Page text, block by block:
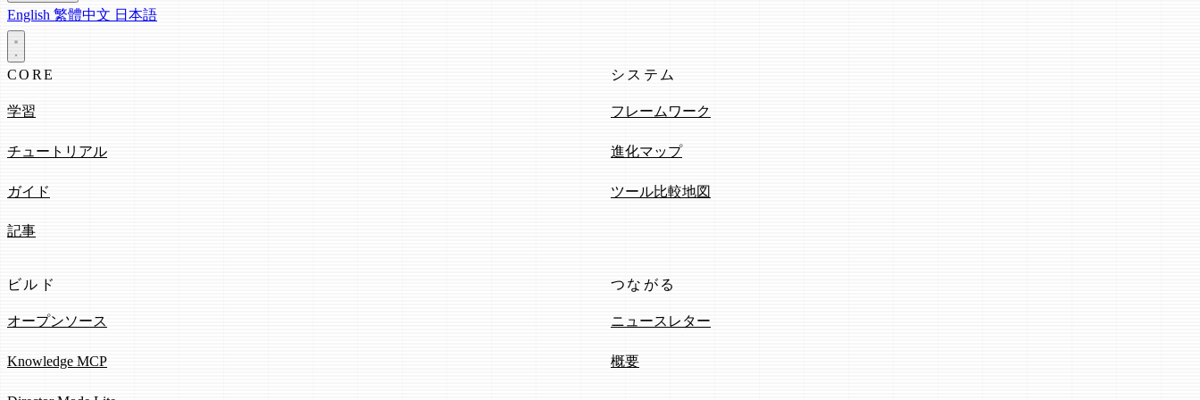
English 繁體中文 日本語
CORE
学習
チュートリアル
ガイド
記事
システム
フレームワーク
進化マップ
ツール比較地図
ビルド
オープンソース
Knowledge MCP
つながる
ニュースレター
概要